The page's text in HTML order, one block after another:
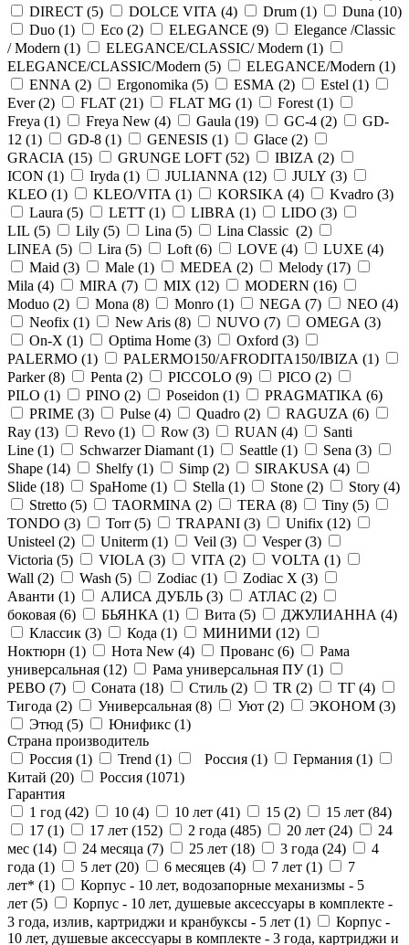
DIRECT (5) DOLCE VITA (4) Drum (1) Duna (10)
Duo (1) Eco (2) ELEGANCE (9)
Elegance /Classic
/ Modern (1) ELEGANCE/CLASSIC/ Modern (1)
ELEGANCE/CLASSIC/Modern (5) ELEGANCE/Modern (1)
ENNA (2) Ergonomika (5) ESMA (2) Estel (1)
Ever (2) FLAT (21) FLAT MG (1) Forest (1)
Freya (1) Freya New (4) Gaula (19) GC-4 (2)
GD-
12 (1) GD-8 (1) GENESIS (1) Glace (2)
GRACIA (15) GRUNGE LOFT (52) IBIZA (2)
ICON (1) Iryda (1) JULIANNA (12) JULY (3)
KLEO (1) KLEO/VITA (1) KORSIKA (4) Kvadro (3)
Laura (5) LETT (1) LIBRA (1) LIDO (3)
LIL (5) Lily (5) Lina (5) Lina Classic (2)
LINEA (5) Lira (5) Loft (6) LOVE (4) LUXE (4)
Maid (3) Male (1) MEDEA (2) Melody (17)
Mila (4) MIRA (7) MIX (12) MODERN (16)
Moduo (2) Mona (8) Monro (1) NEGA (7) NEO (4)
Neofix (1) New Aris (8) NUVO (7) OMEGA (3)
On-X (1) Optima Home (3) Oxford (3)
PALERMO (1) PALERMO150/AFRODITA150/IBIZA (1)
Parker (8) Penta (2) PICCOLO (9) PICO (2)
PILO (1) PINO (2) Poseidon (1) PRAGMATIKA (6)
PRIME (3) Pulse (4) Quadro (2) RAGUZA (6)
Ray (13) Revo (1) Row (3) RUAN (4)
Santi
Line (1) Schwarzer Diamant (1) Seattle (1) Sena (3)
Shape (14) Shelfy (1) Simp (2) SIRAKUSA (4)
Slide (18) SpaHome (1) Stella (1) Stone (2) Story (4)
Stretto (5) TAORMINA (2) TERA (8) Tiny (5)
TONDO (3) Torr (5) TRAPANI (3) Unifix (12)
Unisteel (2) Uniterm (1) Veil (3) Vesper (3)
Victoria (5) VIOLA (3) VITA (2) VOLTA (1)
Wall (2) Wash (5) Zodiac (1) Zodiac X (3)
Аванти (1) АЛИСА ДУБЛЬ (3) АТЛАС (2)
боковая (6) БЬЯНКА (1) Вита (5) ДЖУЛИАННА (4)
Классик (3) Кода (1) МИНИМИ (12)
Ноктюрн (1) Нота New (4) Прованс (6)
Рама
универсальная (12) Рама универсальная ПУ (1)
РЕВО (7) Соната (18) Стиль (2) ТR (2) ТГ (4)
Тигода (2) Универсальная (8) Уют (2) ЭКОНОМ (3)
Этюд (5) Юнификс (1)
Страна производитель
Россия (1) Trend (1) Россия (1) Германия (1)
Китай (20) Россия (1071)
Гарантия
1 год (42) 10 (4) 10 лет (41) 15 (2) 15 лет (84)
17 (1) 17 лет (152) 2 года (485) 20 лет (24)
24
мес (14) 24 месяца (7) 25 лет (18) 3 года (24)
4
года (1) 5 лет (20) 6 месяцев (4) 7 лет (1)
7
лет* (1)
Корпус - 10 лет, водозапорные механизмы - 5
лет (5)
Корпус - 10 лет, душевые аксессуары в комплекте -
3 года, излив, картриджи и кранбуксы - 5 лет (1)
Корпус -
10 лет, душевые аксессуары в комплекте - 3 года, картриджи и